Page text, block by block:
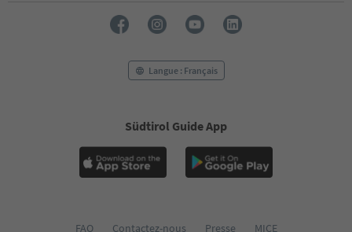
Langue : Français
Südtirol Guide App
FAQ Contactez-nous Presse MICE